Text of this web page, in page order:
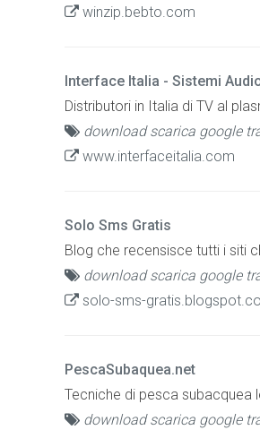
winzip.bebto.com
Interface Italia - Sistemi
Distributori in Italia di TV al
download scarica google
www.interfaceitalia.com
Solo Sms Gratis
Blog che recensisce tutti i siti
download scarica google
solo-sms-
PescaSubaquea.net
Tecniche di pesca
download scarica google